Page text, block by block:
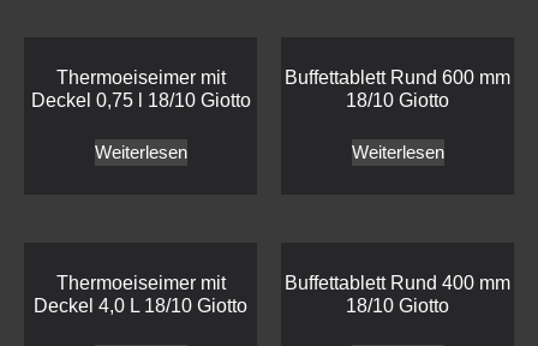
Thermoeiseimer mit
Deckel 0,75 l 18/10 Giotto
Weiterlesen
Buffettablett Rund 600 mm
18/10 Giotto
Weiterlesen
Thermoeiseimer mit
Deckel 4,0 L 18/10 Giotto
Buffettablett Rund 400 mm
18/10 Giotto